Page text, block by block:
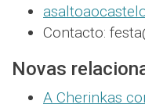
Contacto:
Novas
A Cherinkas